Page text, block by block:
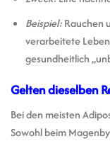
Beispiel:Rauchen
verarbeitete
gesundheitlich
Gelten dieselben
Bei den meisten
Sowohl beim